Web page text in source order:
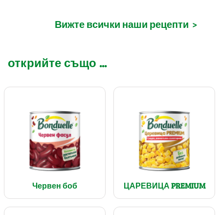
Вижте всички наши рецепти >
открийте също ...
Червен боб ЦАРЕВИЦА PREMIUM